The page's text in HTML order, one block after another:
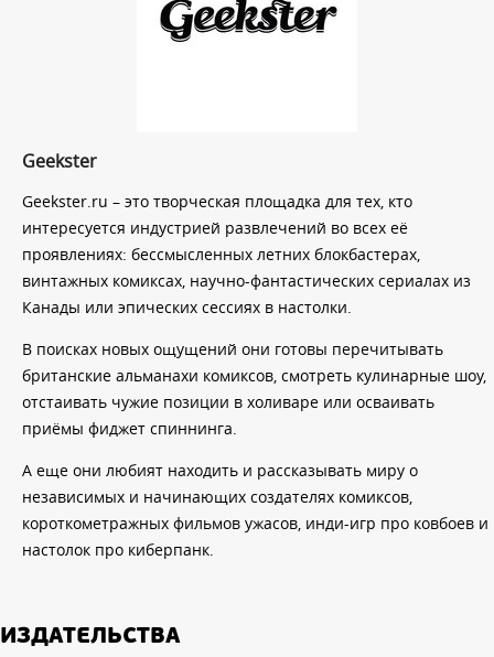
Geekster
Geekster.ru – это творческая площадка для тех, кто
интересуется индустрией развлечений во всех её
проявлениях: бессмысленных летних блокбастерах,
винтажных комиксах, научно-фантастических сериалах из
Канады или эпических сессиях в настолки.
В поисках новых ощущений они готовы перечитывать
британские альманахи комиксов, смотреть кулинарные шоу,
отстаивать чужие позиции в холиваре или осваивать
приёмы фиджет спиннинга.
А еще они любият находить и рассказывать миру о
независимых и начинающих создателях комиксов,
короткометражных фильмов ужасов, инди-игр про ковбоев и
настолок про киберпанк.
ИЗДАТЕЛЬСТВА